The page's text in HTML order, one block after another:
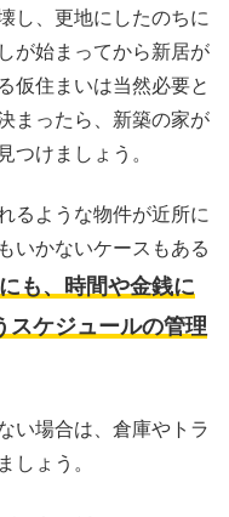
し、更地にしたのちに
が始まってから新居が
仮住まいは当然必要と
まったら、新築の家が
つけましょう。
るような物件が近所に
いかないケースもある
も、時間や金銭に
スケジュールの管理
い場合は、倉庫やトラ
しょう。